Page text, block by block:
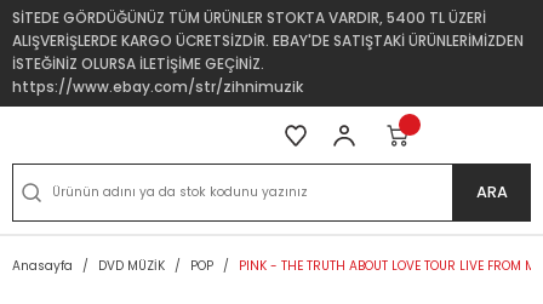
SİTEDE GÖRDÜĞÜNÜZ TÜM ÜRÜNLER STOKTA VARDIR, 5400 TL ÜZERİ
ALIŞVERİŞLERDE KARGO ÜCRETSİZDİR. EBAY'DE SATIŞTAKİ ÜRÜNLERİMİZDEN
İSTEĞİNİZ OLURSA İLETİŞİME GEÇİNİZ.
https://www.ebay.com/str/zihnimuzik
ARA
Anasayfa DVD MÜZİK POP PINK - THE TRUTH ABOUT LOVE TOUR LIVE FROM